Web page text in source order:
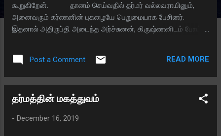
கூறுகிறேன். தானம் செய்வதில் தர்மர் வல்லவராயினும்,
அனைவரும் கர்ணனின் புகழையே பெறுமையாக பேசினர்.
இதனால் அதிருப்தி அடைந்த அர்ச்சுனன், கிருஷ்ணனிடம் போய்
இருவரும் சென்றனர். முதலாவதாக, தருமரின்
அரண்மனைக்குச் சென்று, "தருமரே, நாங்கள் சமைக்க விறகு
வில்லை. சிறிது விறகு தானமாக கொடுங்கள்" என கேட்டனர்.
சமைக்க பயன்படுத்தப் பட்டு விட்டன, மழை பெய்வதால் தற்போது
Post a Comment READ MORE
தர்மத்தின் மகத்துவம்
- December 16, 2019